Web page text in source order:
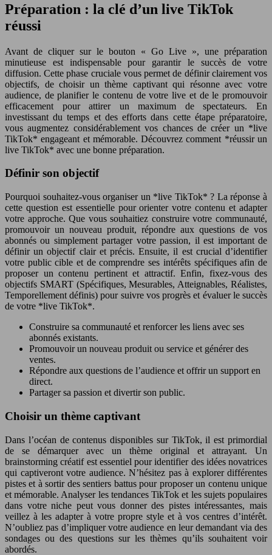
Préparation : la clé d’un live TikTok
réussi
Avant de cliquer sur le bouton « Go Live », une préparation
minutieuse est indispensable pour garantir le succès de votre
diffusion. Cette phase cruciale vous permet de définir clairement vos
objectifs, de choisir un thème captivant qui résonne avec votre
audience, de planifier le contenu de votre live et de le promouvoir
efficacement pour attirer un maximum de spectateurs. En
investissant du temps et des efforts dans cette étape préparatoire,
vous augmentez considérablement vos chances de créer un *live
TikTok* engageant et mémorable. Découvrez comment *réussir un
live TikTok* avec une bonne préparation.
Définir son objectif
Pourquoi souhaitez-vous organiser un *live TikTok* ? La réponse à
cette question est essentielle pour orienter votre contenu et adapter
votre approche. Que vous souhaitiez construire votre communauté,
promouvoir un nouveau produit, répondre aux questions de vos
abonnés ou simplement partager votre passion, il est important de
définir un objectif clair et précis. Ensuite, il est crucial d’identifier
votre public cible et de comprendre ses intérêts spécifiques afin de
proposer un contenu pertinent et attractif. Enfin, fixez-vous des
objectifs SMART (Spécifiques, Mesurables, Atteignables, Réalistes,
Temporellement définis) pour suivre vos progrès et évaluer le succès
de votre *live TikTok*.
Construire sa communauté et renforcer les liens avec ses
abonnés existants.
Promouvoir un nouveau produit ou service et générer des
ventes.
Répondre aux questions de l’audience et offrir un support en
direct.
Partager sa passion et divertir son public.
Choisir un thème captivant
Dans l’océan de contenus disponibles sur TikTok, il est primordial
de se démarquer avec un thème original et attrayant. Un
brainstorming créatif est essentiel pour identifier des idées novatrices
qui captiveront votre audience. N’hésitez pas à explorer différentes
pistes et à sortir des sentiers battus pour proposer un contenu unique
et mémorable. Analyser les tendances TikTok et les sujets populaires
dans votre niche peut vous donner des pistes intéressantes, mais
veillez à les adapter à votre propre style et à vos centres d’intérêt.
N’oubliez pas d’impliquer votre audience en leur demandant via des
sondages ou des questions sur les thèmes qu’ils souhaitent voir
abordés.